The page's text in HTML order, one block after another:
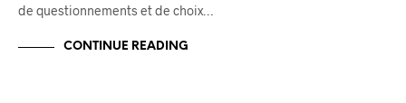
de questionnements et de choix…
CONTINUE READING